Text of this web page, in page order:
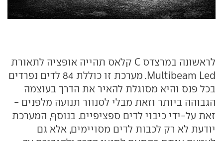
לראשונה במרצדס C קלאס תהייה אופציה לתאורת
Multibeam Led. מערכת זו כוללת 84 לדים נפרדים
בכל פנס והיא מסוגלת להאיר את הדרך בעוצמה
הגבוהה ביותר וזאת מבלי לסנוור תנועה מלפנים -
זאת על-ידי כיבוי לדים ספציפיים. בנוסף, המערכת
יודעת לא רק לכבות לדים מסויימים, אלא גם